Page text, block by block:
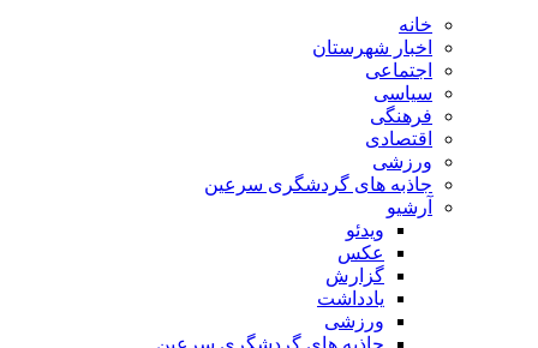
خانه
اخبار شهرستان
اجتماعی
سیاسی
فرهنگی
اقتصادی
ورزشی
جاذبه های گردشگری سرعین
آرشیو
ویدئو
عکس
گزارش
یادداشت
ورزشی
جاذبه های گردشگری سرعین